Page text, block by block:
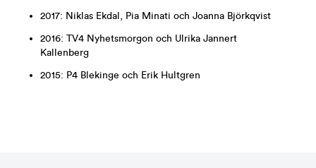
2017: Niklas Ekdal, Pia Minati och Joanna Björkqvist
2016: TV4 Nyhetsmorgon och Ulrika Jannert
Kallenberg
2015: P4 Blekinge och Erik Hultgren